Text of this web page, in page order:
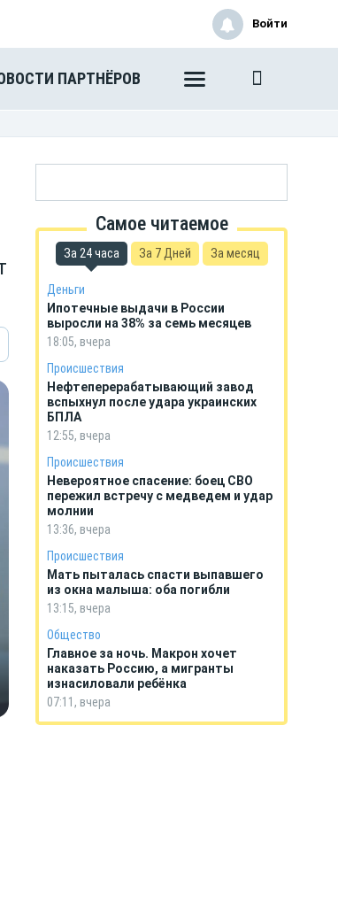
ПАРТНЁРОВ
Войти
Самое читаемое
За 24 часа За 7 Дней За месяц
Деньги
Ипотечные выдачи в России
выросли на 38% за семь месяцев
18:05, вчера
Происшествия
Нефтеперерабатывающий завод
вспыхнул после удара украинских
БПЛА
12:55, вчера
Происшествия
Невероятное спасение: боец СВО
пережил встречу с медведем и удар
молнии
13:36, вчера
Происшествия
Мать пыталась спасти выпавшего
из окна малыша: оба погибли
13:15, вчера
Общество
Главное за ночь. Макрон хочет
наказать Россию, а мигранты
изнасиловали ребёнка
07:11, вчера